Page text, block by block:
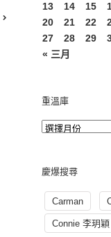
« 三月
13
14 15
20
21 22
27
28 29
重溫庫
慶爆搜尋
Carman
Connie 李玥